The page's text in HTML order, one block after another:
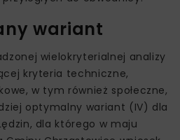
wariant
wielokryterialnej analizy
kryteria techniczne,
w tym również społeczne,
optymalny wariant (IV) dla
dla którego w maju